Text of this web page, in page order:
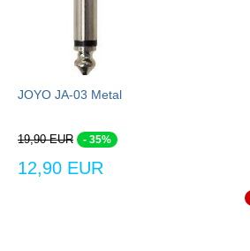
JOYO JA-03 Metal
19,90 EUR - 35%
12,90 EUR